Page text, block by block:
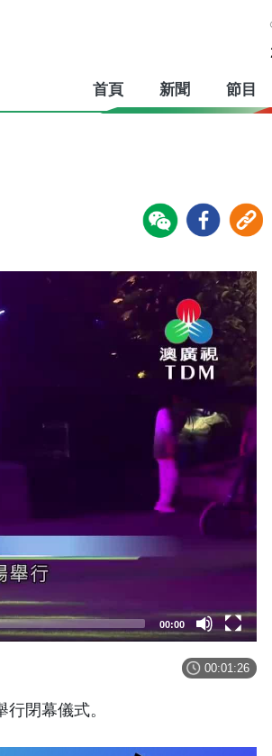
首頁 新聞 節目
00:00
00:01:26
閉幕儀式。